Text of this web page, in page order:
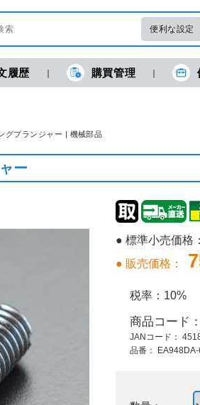
便利な設定
現在の
履歴 購買管理
グプランジャー | 機械部品
ー
● 標準小売価格
● 販売価格：
税率： 10%
商品コード：
JANコード：
品番：
EA948DA-